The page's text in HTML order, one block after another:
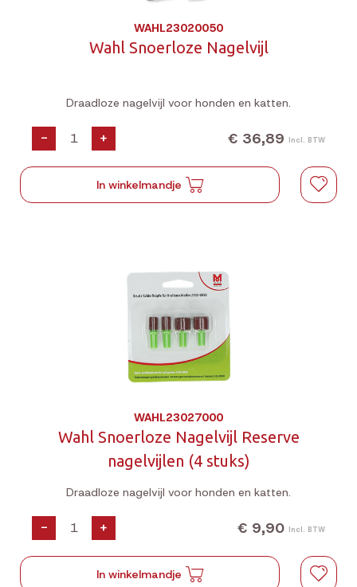
WAHL23020050
Wahl Snoerloze Nagelvijl
Draadloze nagelvijl voor honden en katten.
- + € 36,89 Incl. BTW
In winkelmandje
WAHL23027000
Wahl Snoerloze Nagelvijl Reserve
nagelvijlen (4 stuks)
Draadloze nagelvijl voor honden en katten.
- + € 9,90 Incl. BTW
In winkelmandje